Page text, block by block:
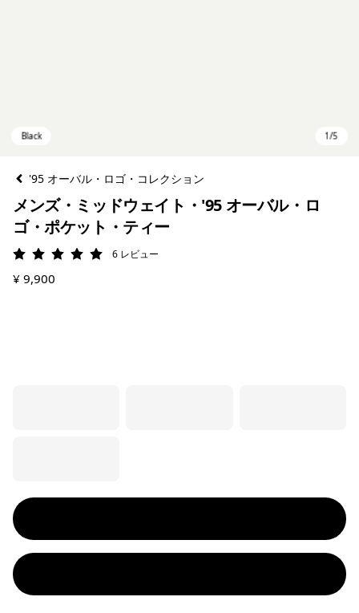
'95 オーバル・ロゴ・コレクション
メンズ・ミッドウェイト・'95 オーバル・ロ
ゴ・ポケット・ティー
評価: 5 / 5 6 レビュー
¥ 9,900